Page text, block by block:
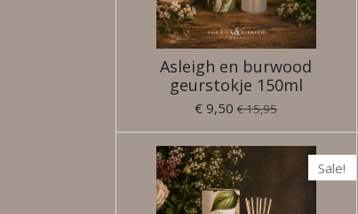
Asleigh en burwood
geurstokje 150ml
€ 9,50 € 15,95
Sale!